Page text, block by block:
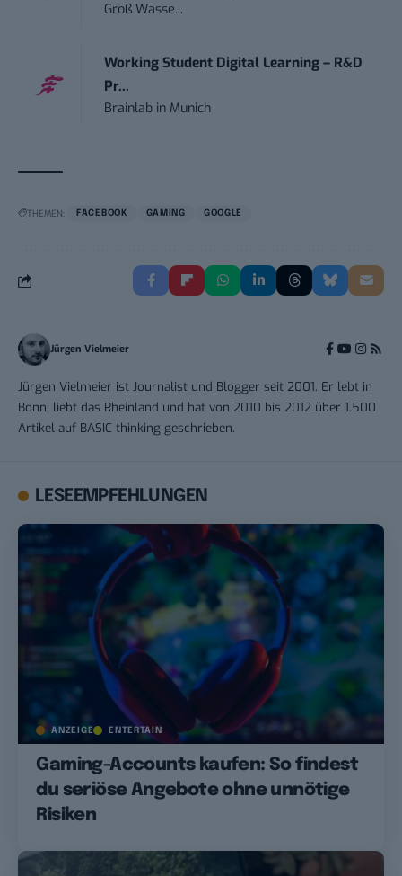
Groß Wasse...
Working Student Digital Learning – R&D
Pr...
Brainlab in Munich
THEMEN: FACEBOOK GAMING GOOGLE
Jürgen Vielmeier
Jürgen Vielmeier ist Journalist und Blogger seit 2001. Er lebt in
Bonn, liebt das Rheinland und hat von 2010 bis 2012 über 1.500
Artikel auf BASIC thinking geschrieben.
LESEEMPFEHLUNGEN
ANZEIGE ENTERTAIN
Gaming-Accounts kaufen: So findest
du seriöse Angebote ohne unnötige
Risiken